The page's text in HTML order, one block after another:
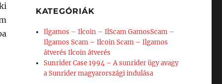
KATEGÓRIÁK
Ilgamos – Ilcoin – IlScam GamosScam –
Ilgamos Scam – Ilcoin Scam – Ilgamos
átverés Ilcoin átverés
Sunrider Case 1994 – A sunrider ügy avagy
a Sunrider magyarországi indulása